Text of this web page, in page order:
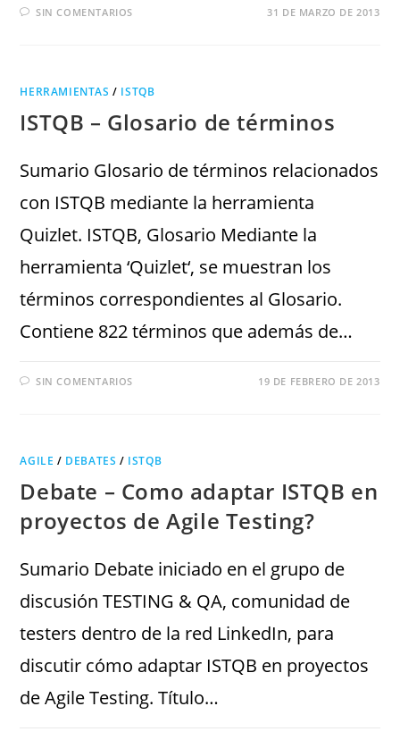
SIN COMENTARIOS 31 DE MARZO DE 2013
HERRAMIENTAS / ISTQB
ISTQB – Glosario de términos
Sumario Glosario de términos relacionados
con ISTQB mediante la herramienta
Quizlet. ISTQB, Glosario Mediante la
herramienta ‘Quizlet‘, se muestran los
términos correspondientes al Glosario.
Contiene 822 términos que además de…
SIN COMENTARIOS 19 DE FEBRERO DE 2013
AGILE / DEBATES / ISTQB
Debate – Como adaptar ISTQB en
proyectos de Agile Testing?
Sumario Debate iniciado en el grupo de
discusión TESTING & QA, comunidad de
testers dentro de la red LinkedIn, para
discutir cómo adaptar ISTQB en proyectos
de Agile Testing. Título…